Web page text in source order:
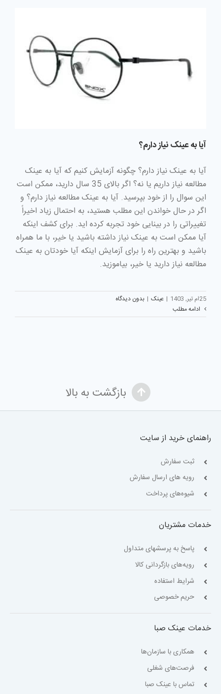
آیا به عینک نیاز دارم؟
آیا به عینک نیاز دارم؟ چگونه آزمایش کنیم که آیا به عینک
مطالعه نیاز داریم یا نه؟ اگر بالای 35 سال دارید، ممکن است
این سوال را از خود بپرسید. آیا به عینک مطالعه نیاز دارم؟ و
اگر در حال خواندن این مطلب هستید، به احتمال زیاد اخیراً
تغییراتی را در بینایی خود تجربه کرده اید. برای کشف اینکه
آیا ممکن است به عینک نیاز داشته باشید یا خیر، با ما همراه
باشید و بهترین راه را برای آزمایش اینکه آیا خودتان به عینک
مطالعه نیاز دارید یا خیر، بیاموزید.
25ام تیر, 1403 | عینک | بدون دیدگاه
ادامه مطلب
بازگشت به بالا
راهنمای خرید از سایت
ثبت سفارش
رویه های ارسال سفارش
شیوه‌های پرداخت
خدمات مشتریان
پاسخ به پرسشهای متداول
رویه‌های بازگردانی کالا
شرایط استفاده
حریم خصوصی
خدمات عینک صبا
همکاری با سازمان‌ها
فرصت‌های شغلی
تماس با عینک صبا